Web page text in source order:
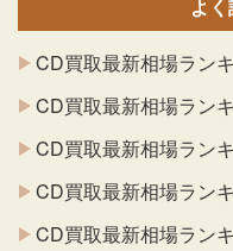
よ
CD買取最新相場ラン
CD買取最新相場ラン
CD買取最新相場ラン
CD買取最新相場ラン
CD買取最新相場ラン